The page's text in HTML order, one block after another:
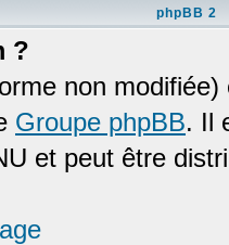
phpBB 2
?
non
Groupe phpBB. Il
et peut être